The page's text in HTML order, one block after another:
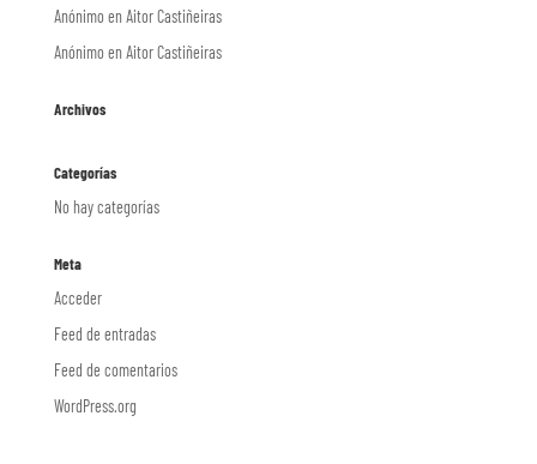
Anónimo enAitor Castiñeiras
Anónimo enAitor Castiñeiras
Archivos
Categorías
No hay categorías
Meta
Acceder
Feed de entradas
Feed de comentarios
WordPress.org